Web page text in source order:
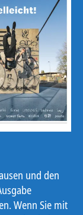
und den
Wenn Sie mit